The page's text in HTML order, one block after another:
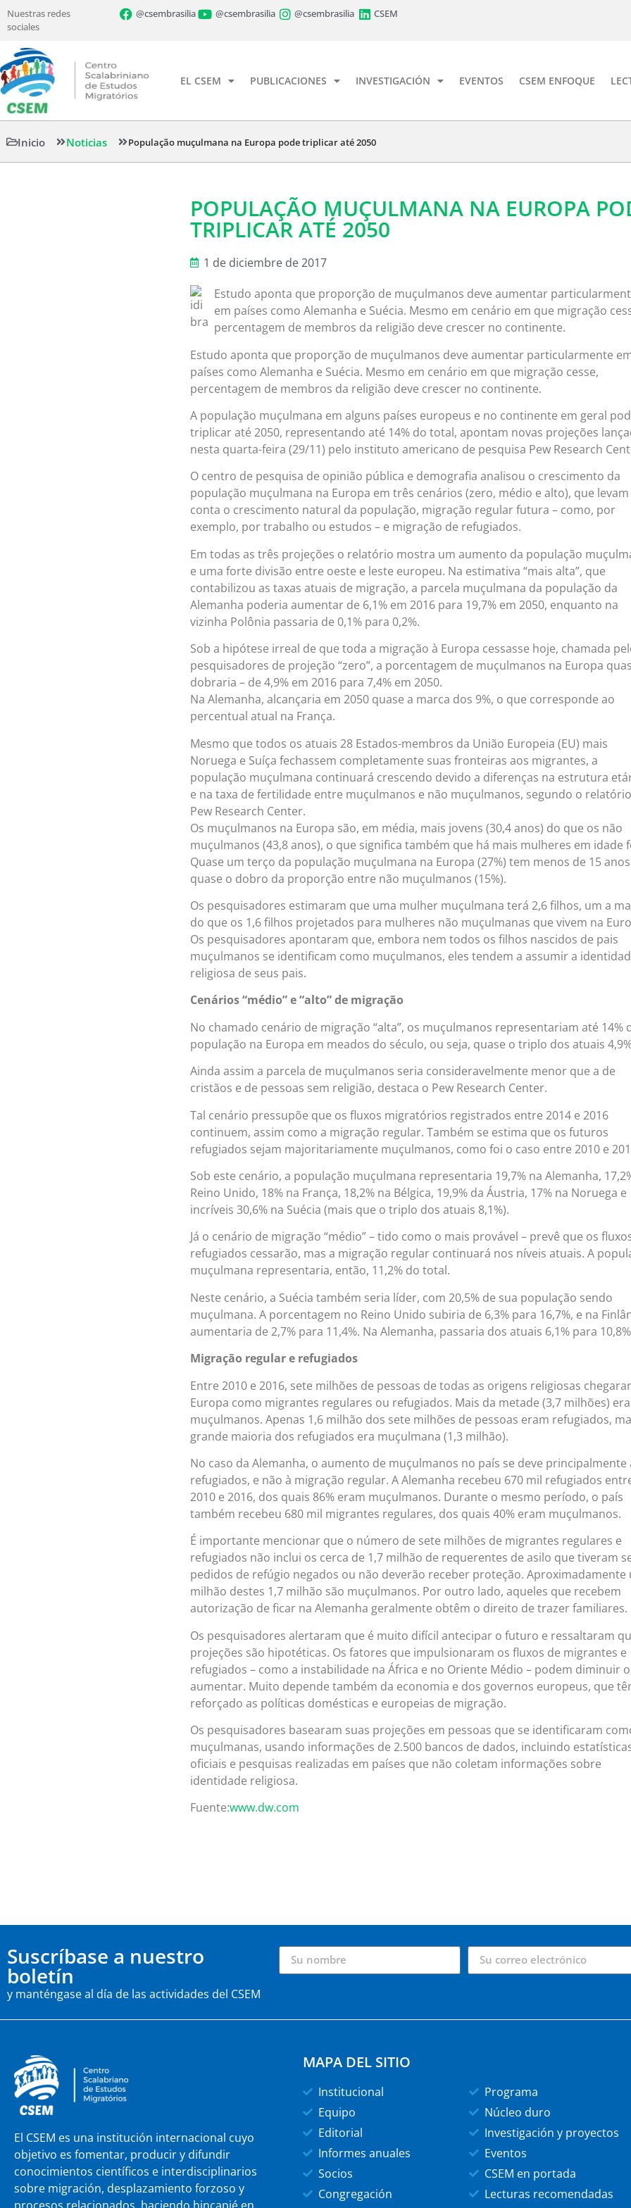
Nuestras redes
sociales
@csembrasilia @csembrasilia @csembrasilia CSEM
EL CSEM PUBLICACIONES INVESTIGACIÓN EVENTOS CSEM ENFOQUE
Inicio Noticias População muçulmana na Europa pode triplicar até 2050
POPULAÇÃO MUÇULMANA NA EUROPA
TRIPLICAR ATÉ 2050
1 de diciembre de 2017
Estudo aponta que proporção de muçulmanos deve aumentar
em países como Alemanha e Suécia. Mesmo em cenário em que migração
percentagem de membros da religião deve crescer no continente.
Estudo aponta que proporção de muçulmanos deve aumentar particularmente
países como Alemanha e Suécia. Mesmo em cenário em que migração cesse,
percentagem de membros da religião deve crescer no continente.
A população muçulmana em alguns países europeus e no continente em geral
triplicar até 2050, representando até 14% do total, apontam novas projeções
nesta quarta-feira (29/11) pelo instituto americano de pesquisa Pew Research
O centro de pesquisa de opinião pública e demografia analisou o crescimento da
população muçulmana na Europa em três cenários (zero, médio e alto), que levam
conta o crescimento natural da população, migração regular futura – como, por
exemplo, por trabalho ou estudos – e migração de refugiados.
Em todas as três projeções o relatório mostra um aumento da população
e uma forte divisão entre oeste e leste europeu. Na estimativa “mais alta”, que
contabilizou as taxas atuais de migração, a parcela muçulmana da população da
Alemanha poderia aumentar de 6,1% em 2016 para 19,7% em 2050, enquanto na
vizinha Polônia passaria de 0,1% para 0,2%.
Sob a hipótese irreal de que toda a migração à Europa cessasse hoje, chamada
pesquisadores de projeção “zero”, a porcentagem de muçulmanos na Europa
dobraria – de 4,9% em 2016 para 7,4% em 2050.
Na Alemanha, alcançaria em 2050 quase a marca dos 9%, o que corresponde ao
percentual atual na França.
Mesmo que todos os atuais 28 Estados-membros da União Europeia (EU) mais
Noruega e Suíça fechassem completamente suas fronteiras aos migrantes, a
população muçulmana continuará crescendo devido a diferenças na estrutura
e na taxa de fertilidade entre muçulmanos e não muçulmanos, segundo o
Pew Research Center.
Os muçulmanos na Europa são, em média, mais jovens (30,4 anos) do que os não
muçulmanos (43,8 anos), o que significa também que há mais mulheres em idade
Quase um terço da população muçulmana na Europa (27%) tem menos de 15
quase o dobro da proporção entre não muçulmanos (15%).
Os pesquisadores estimaram que uma mulher muçulmana terá 2,6 filhos, um a
do que os 1,6 filhos projetados para mulheres não muçulmanas que vivem na
Os pesquisadores apontaram que, embora nem todos os filhos nascidos de pais
muçulmanos se identificam como muçulmanos, eles tendem a assumir a
religiosa de seus pais.
Cenários “médio” e “alto” de migração
No chamado cenário de migração “alta”, os muçulmanos representariam até 14%
população na Europa em meados do século, ou seja, quase o triplo dos atuais
Ainda assim a parcela de muçulmanos seria consideravelmente menor que a de
cristãos e de pessoas sem religião, destaca o Pew Research Center.
Tal cenário pressupõe que os fluxos migratórios registrados entre 2014 e 2016
continuem, assim como a migração regular. Também se estima que os futuros
refugiados sejam majoritariamente muçulmanos, como foi o caso entre 2010 e
Sob este cenário, a população muçulmana representaria 19,7% na Alemanha,
Reino Unido, 18% na França, 18,2% na Bélgica, 19,9% da Áustria, 17% na Noruega e
incríveis 30,6% na Suécia (mais que o triplo dos atuais 8,1%).
Já o cenário de migração “médio” – tido como o mais provável – prevê que os
refugiados cessarão, mas a migração regular continuará nos níveis atuais. A
muçulmana representaria, então, 11,2% do total.
Neste cenário, a Suécia também seria líder, com 20,5% de sua população sendo
muçulmana. A porcentagem no Reino Unido subiria de 6,3% para 16,7%, e na
aumentaria de 2,7% para 11,4%. Na Alemanha, passaria dos atuais 6,1% para
Migração regular e refugiados
Entre 2010 e 2016, sete milhões de pessoas de todas as origens religiosas
Europa como migrantes regulares ou refugiados. Mais da metade (3,7 milhões)
muçulmanos. Apenas 1,6 milhão dos sete milhões de pessoas eram refugiados,
grande maioria dos refugiados era muçulmana (1,3 milhão).
No caso da Alemanha, o aumento de muçulmanos no país se deve principalmente
refugiados, e não à migração regular. A Alemanha recebeu 670 mil refugiados
2010 e 2016, dos quais 86% eram muçulmanos. Durante o mesmo período, o país
também recebeu 680 mil migrantes regulares, dos quais 40% eram muçulmanos.
É importante mencionar que o número de sete milhões de migrantes regulares e
refugiados não inclui os cerca de 1,7 milhão de requerentes de asilo que tiveram
pedidos de refúgio negados ou não deverão receber proteção. Aproximadamente
milhão destes 1,7 milhão são muçulmanos. Por outro lado, aqueles que recebem
autorização de ficar na Alemanha geralmente obtêm o direito de trazer familiares.
Os pesquisadores alertaram que é muito difícil antecipar o futuro e ressaltaram
projeções são hipotéticas. Os fatores que impulsionaram os fluxos de migrantes e
refugiados – como a instabilidade na África e no Oriente Médio – podem diminuir
aumentar. Muito depende também da economia e dos governos europeus, que
reforçado as políticas domésticas e europeias de migração.
Os pesquisadores basearam suas projeções em pessoas que se identificaram
muçulmanas, usando informações de 2.500 bancos de dados, incluindo
oficiais e pesquisas realizadas em países que não coletam informações sobre
identidade religiosa.
Fuente:www.dw.com
Suscríbase a nuestro
boletín
y manténgase al día de las actividades del CSEM
El CSEM es una institución internacional cuyo
objetivo es fomentar, producir y difundir
conocimientos científicos e interdisciplinarios
sobre migración, desplazamiento forzoso y
MAPA DEL SITIO
Institucional
Equipo
Editorial
Informes anuales
Socios
Congregación
Programa
Núcleo duro
Investigación y proyectos
Eventos
CSEM en portada
Lecturas recomendadas